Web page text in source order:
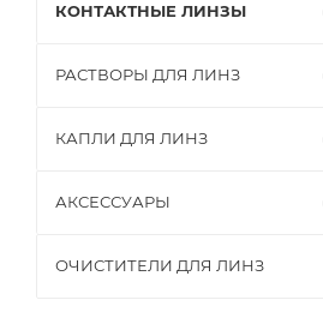
КОНТАКТНЫЕ ЛИНЗЫ
РАСТВОРЫ ДЛЯ ЛИНЗ
КАПЛИ ДЛЯ ЛИНЗ
АКСЕССУАРЫ
ОЧИСТИТЕЛИ ДЛЯ ЛИНЗ